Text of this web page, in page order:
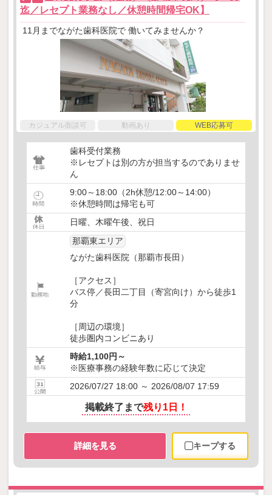
迄／レセプト業務なし／休憩時間帰宅OK】
11月までながた歯科医院で 働いてみませんか？
カジュアル面談可 動画あり WEB応募可
歯科受付業務
※レセプトは別の方が担当するのでありませ
ん
9:00～18:00（2h休憩/12:00～14:00）
※休憩時間は帰宅も可
日曜、木曜午後、祝日
那覇東エリア
ながた歯科医院（那覇市長田）
［アクセス］
バス停／長田二丁目（寄宮向け）から徒歩1
分
［周辺の環境］
徒歩圏内コンビニあり
時給1,100円～
※医療事務の経験年数に応じて決定
2026/07/27 18:00 ～ 2026/08/07 17:59
掲載終了まで残り1日！
詳細を見る キープする